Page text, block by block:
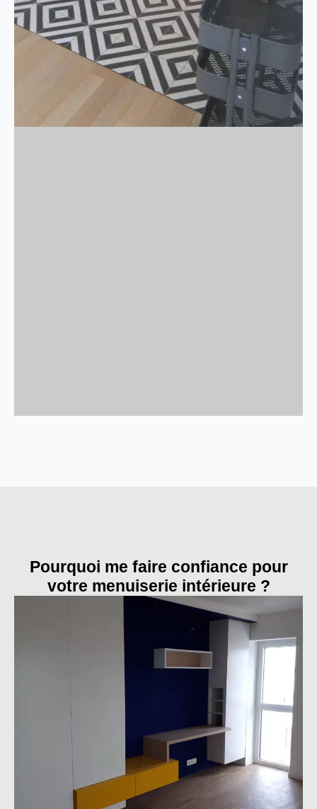
Pourquoi me faire confiance pour
votre menuiserie intérieure ?